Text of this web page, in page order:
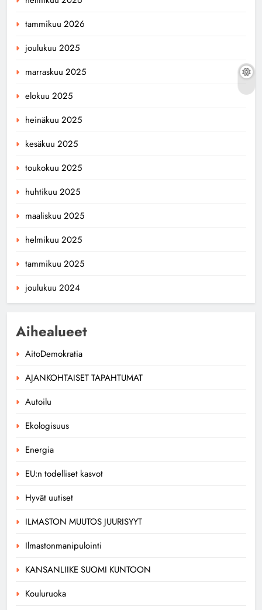
tammikuu 2026
joulukuu 2025
marraskuu 2025
elokuu 2025
heinäkuu 2025
kesäkuu 2025
toukokuu 2025
huhtikuu 2025
maaliskuu 2025
helmikuu 2025
tammikuu 2025
joulukuu 2024
Aihealueet
AitoDemokratia
AJANKOHTAISET TAPAHTUMAT
Autoilu
Ekologisuus
Energia
EU:n todelliset kasvot
Hyvät uutiset
ILMASTON MUUTOS JUURISYYT
Ilmastonmanipulointi
KANSANLIIKE SUOMI KUNTOON
Kouluruoka